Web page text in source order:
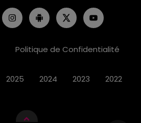
Politique de Confidentialité
2025 2024 2023 2022